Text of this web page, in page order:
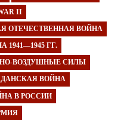
II
ОТЕЧЕСТВЕННАЯ ВОЙНА
ГГ.
ВОЗДУШНЫЕ СИЛЫ
ВОЙНА
В РОССИИ